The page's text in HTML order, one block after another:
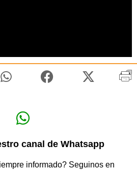
canal de Whatsapp
informado? Seguinos en